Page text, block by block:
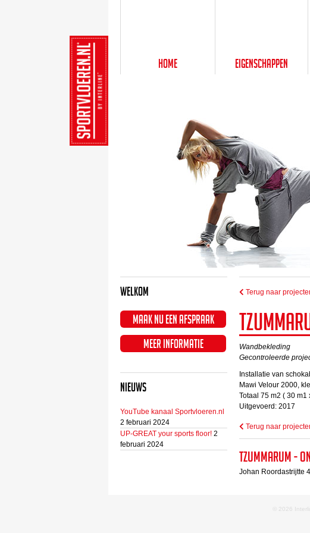
Home Eigenschappen
Welkom
Maak nu een afspraak
Meer informatie
Nieuws
YouTube kanaal Sportvloeren.nl
2 februari 2024
UP-GREAT your sports floor! 2
februari 2024
Terug naar
Wandbekleding
Gecontroleerde
Installatie van
Mawi Velour 2000,
Totaal 75 m2 ( 30 m1
Uitgevoerd: 2017
Terug naar
Tzummarum -
Johan Roordastrijtte
© 2026